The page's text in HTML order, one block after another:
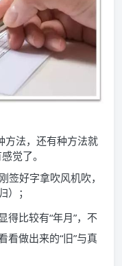
方法，还有种方法就
觉了。
好字拿吹风机吹，
；
得比较有“年月”，不
看做出来的“旧”与真